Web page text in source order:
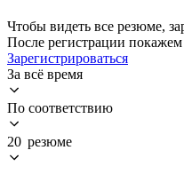
Чтобы видеть все резюме,
После регистрации
Зарегистрироваться
За всё время
По соответствию
20 резюме